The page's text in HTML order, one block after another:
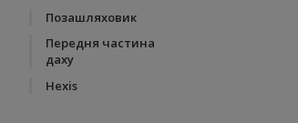
Позашляховик
Передня частина
даху
Hexis